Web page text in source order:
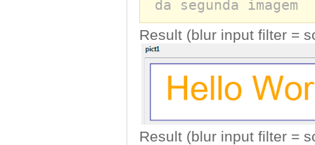
da segunda imagem
Result (blur input filter =
Result (blur input filter =